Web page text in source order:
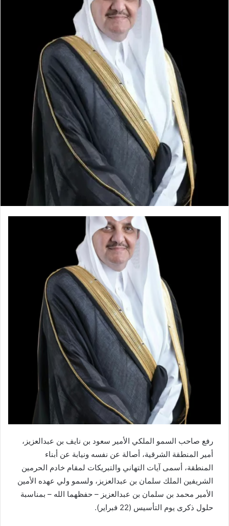
رفع صاحب السمو الملكي الأمير سعود بن نايف بن عبدالعزيز،
أمير المنطقة الشرقية، أصالة عن نفسه ونيابة عن أبناء
المنطقة، أسمى آيات التهاني والتبريكات لمقام خادم الحرمين
الشريفين الملك سلمان بن عبدالعزيز، ولسمو ولي عهده الأمين
الأمير محمد بن سلمان بن عبدالعزيز – حفظهما الله – بمناسبة
حلول ذكرى يوم التأسيس (22 فبراير).